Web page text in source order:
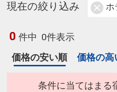
現在の絞り込み ホ
0 件中 0件表示
価格の安い順
価格の高
条件に当てはまる